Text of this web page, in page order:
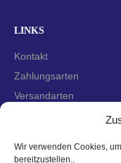
Wir verwenden Cookies,
bereitzustellen..
LINKS
Kontakt
Zahlungsarten
Versandarten
Datenschutzerklärung